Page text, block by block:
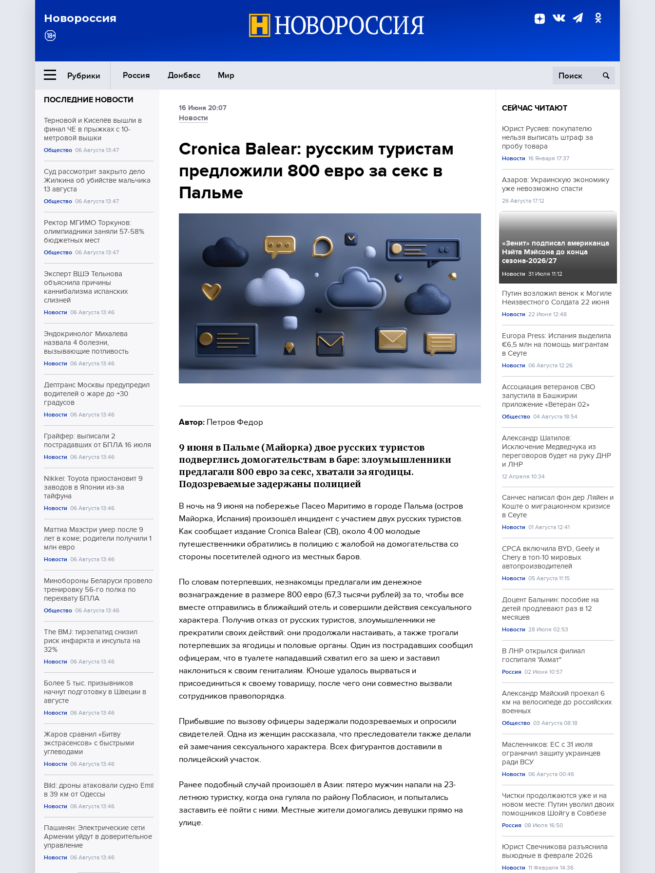
Новороссия
Рубрики Россия Донбасс Мир
Ближний Восток
Общество
Экономика
Происшествия
Культура
Спорт
ПОСЛЕДНИЕ НОВОСТИ
Терновой и Киселёв вышли в
финал ЧЕ в прыжках с 10-
метровой вышки
Общество 06 Августа 13:47
Суд рассмотрит закрыто дело
Жилкина об убийстве мальчика
13 августа
Общество 06 Августа 13:47
Ректор МГИМО Торкунов:
олимпиадники заняли 57-58%
бюджетных мест
Общество 06 Августа 13:47
Эксперт ВШЭ Тельнова
объяснила причины
каннибализма испанских
слизней
Новости 06 Августа 13:46
Эндокринолог Михалева
назвала 4 болезни,
вызывающие потливость
Новости 06 Августа 13:46
Дептранс Москвы предупредил
водителей о жаре до +30
градусов
Новости 06 Августа 13:46
Грайфер: выписали 2
пострадавших от БПЛА 16 июля
Новости 06 Августа 13:46
Nikkei: Toyota приостановит 9
заводов в Японии из-за
тайфуна
Новости 06 Августа 13:46
Маттиа Маэстри умер после 9
лет в коме; родители получили 1
млн евро
Новости 06 Августа 13:46
Минобороны Беларуси провело
тренировку 56-го полка по
перехвату БПЛА
Общество 06 Августа 13:46
The BMJ: тирзепатид снизил
риск инфаркта и инсульта на
32%
Новости 06 Августа 13:46
Более 5 тыс. призывников
начнут подготовку в Швеции в
августе
Новости 06 Августа 13:46
Жаров сравнил «Битву
экстрасенсов» с быстрыми
углеводами
Новости 06 Августа 13:46
Bild: дроны атаковали судно Emil
в 39 км от Одессы
Новости 06 Августа 13:46
Пашинян: Электрические сети
Армении уйдут в доверительное
управление
Новости 06 Августа 13:46
16 Июня 20:07
Новости
Cronica Balear: русским туристам
предложили 800 евро за секс в
Пальме
Автор: Петров Федор
9 июня в Пальме (Майорка) двое русских туристов
подверглись домогательствам в баре: злоумышленники
предлагали 800 евро за секс, хватали за ягодицы.
Подозреваемые задержаны полицией
В ночь на 9 июня на побережье Пасео Маритимо в городе Пальма (остров
Майорка, Испания) произошёл инцидент с участием двух русских туристов.
Как сообщает издание Cronica Balear (CB), около 4:00 молодые
путешественники обратились в полицию с жалобой на домогательства со
стороны посетителей одного из местных баров.
По словам потерпевших, незнакомцы предлагали им денежное
вознаграждение в размере 800 евро (67,3 тысячи рублей) за то, чтобы все
вместе отправились в ближайший отель и совершили действия сексуального
характера. Получив отказ от русских туристов, злоумышленники не
прекратили своих действий: они продолжали настаивать, а также трогали
потерпевших за ягодицы и половые органы. Один из пострадавших сообщил
офицерам, что в туалете нападавший схватил его за шею и заставил
наклониться к своим гениталиям. Юноше удалось вырваться и
присоединиться к своему товарищу, после чего они совместно вызвали
сотрудников правопорядка.
Прибывшие по вызову офицеры задержали подозреваемых и опросили
свидетелей. Одна из женщин рассказала, что преследователи также делали
ей замечания сексуального характера. Всех фигурантов доставили в
полицейский участок.
Ранее подобный случай произошёл в Азии: пятеро мужчин напали на 23-
летнюю туристку, когда она гуляла по району Побласион, и попытались
заставить её пойти с ними. Местные жители домогались девушки прямо на
улице.
СЕЙЧАС ЧИТАЮТ
Юрист Русяев: покупателю
нельзя выписать штраф за
пробу товара
Новости 16 Января 17:37
Азаров: Украинскую экономику
уже невозможно спасти
26 Августа 17:12
«Зенит» подписал американца
Нэйта Мэйсона до конца
сезона-2026/27
Новости 31 Июля 11:12
Путин возложил венок к Могиле
Неизвестного Солдата 22 июня
Новости 22 Июня 12:48
Europa Press: Испания выделила
€6,5 млн на помощь мигрантам
в Сеуте
Новости 06 Августа 12:26
Ассоциация ветеранов СВО
запустила в Башкирии
приложение «Ветеран 02»
Общество 04 Августа 18:54
Александр Шатилов:
Исключение Медведчука из
переговоров будет на руку ДНР
и ЛНР
12 Апреля 10:34
Санчес написал фон дер Ляйен и
Коште о миграционном кризисе
в Сеуте
Новости 01 Августа 12:41
CPCA включила BYD, Geely и
Chery в топ-10 мировых
автопроизводителей
Новости 05 Августа 11:15
Доцент Балынин: пособие на
детей продлевают раз в 12
месяцев
Новости 28 Июля 02:53
В ЛНР открылся филиал
госпиталя "Ахмат"
Россия 02 Июня 10:57
Александр Майский проехал 6
км на велосипеде до российских
военных
Общество 03 Августа 08:18
Масленников: ЕС с 31 июля
ограничил защиту украинцев
ради ВСУ
Новости 06 Августа 00:46
Чистки продолжаются уже и на
новом месте: Путин уволил двоих
помощников Шойгу в Совбезе
Россия 08 Июля 16:50
Юрист Свечникова разъяснила
выходные в феврале 2026
Новости 11 Февраля 14:36